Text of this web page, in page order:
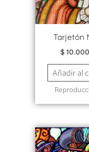
Tarjetón
$
Añadir al